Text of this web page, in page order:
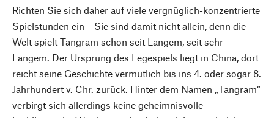
Richten Sie sich daher auf viele vergnüglich-konzentrierte
Spielstunden ein – Sie sind damit nicht allein, denn die
Welt spielt Tangram schon seit Langem, seit sehr
Langem. Der Ursprung des Legespiels liegt in China, dort
reicht seine Geschichte vermutlich bis ins 4. oder sogar 8.
Jahrhundert v. Chr. zurück. Hinter dem Namen „Tangram“
verbirgt sich allerdings keine geheimnisvolle